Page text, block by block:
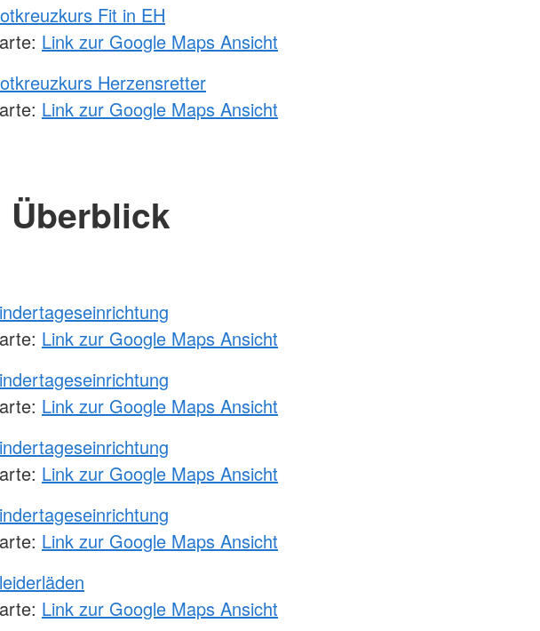
Fit in EH
Link zur Google Maps Ansicht
Herzensretter
Link zur Google Maps Ansicht
Link zur Google Maps Ansicht
Link zur Google Maps Ansicht
Link zur Google Maps Ansicht
Link zur Google Maps Ansicht
Link zur Google Maps Ansicht